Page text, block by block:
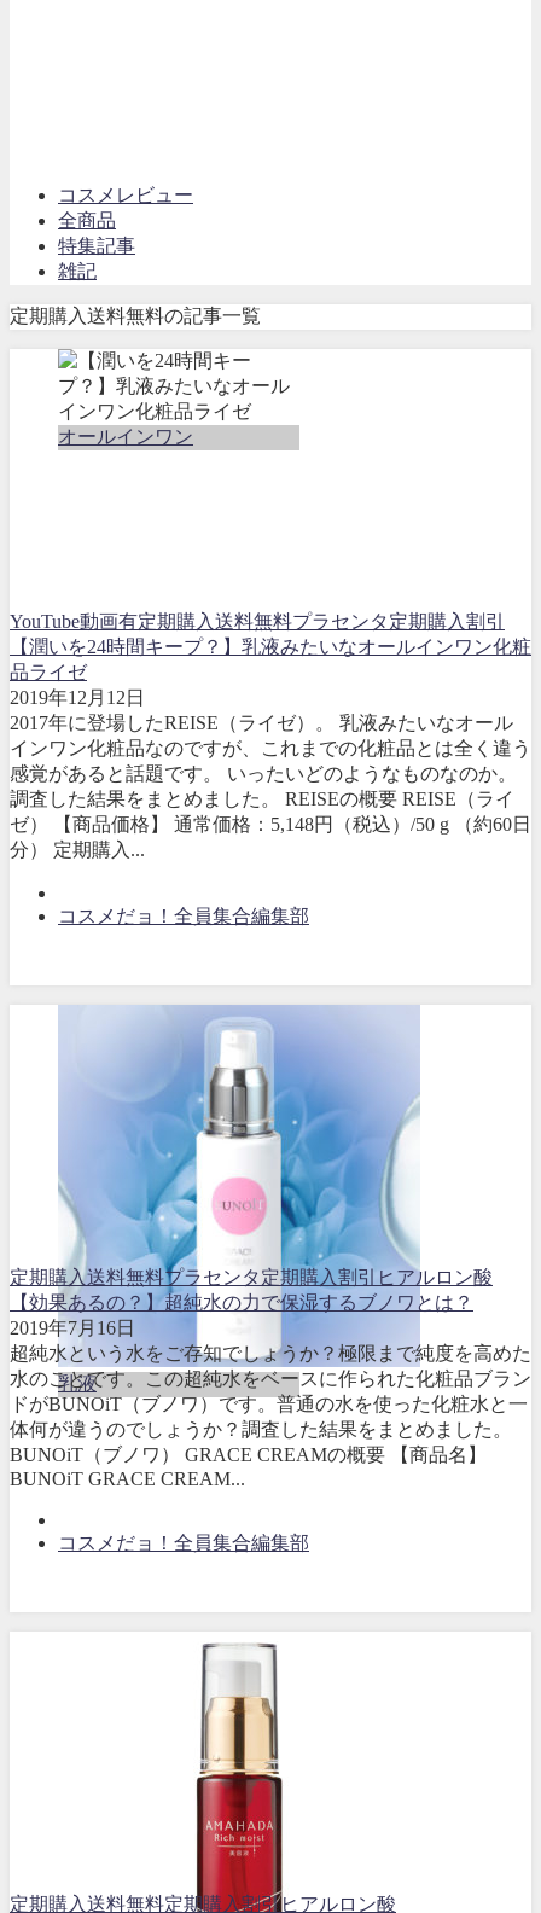
コスメレビュー
全商品
特集記事
雑記
定期購入送料無料の記事一覧
オールインワン
YouTube動画有定期購入送料無料プラセンタ定期購入割引
【潤いを24時間キープ？】乳液みたいなオールインワン化粧
品ライゼ
2019年12月12日
2017年に登場したREISE（ライゼ）。 乳液みたいなオール
インワン化粧品なのですが、これまでの化粧品とは全く違う
感覚があると話題です。 いったいどのようなものなのか。
調査した結果をまとめました。 REISEの概要 REISE（ライ
ゼ） 【商品価格】 通常価格：5,148円（税込）/50 g （約60日
分） 定期購入...
コスメだョ！全員集合編集部
乳液
定期購入送料無料プラセンタ 定期購入割引
ヒアルロン酸
【効果あるの？】超純水の力で保湿するブノワとは？
2019年7月16日
超純水という水をご存知でしょうか？極限まで純度を高めた
水のことです。この超純水をベースに作られた化粧品ブラン
ドがBUNOiT（ブノワ）です。普通の水を使った化粧水と一
体何が違うのでしょうか？調査した結果をまとめました。
BUNOiT（ブノワ） GRACE CREAMの概要 【商品名】
BUNOiT GRACE CREAM...
コスメだョ！全員集合編集部
定期購入送料無料定期購入割引ヒアルロン酸